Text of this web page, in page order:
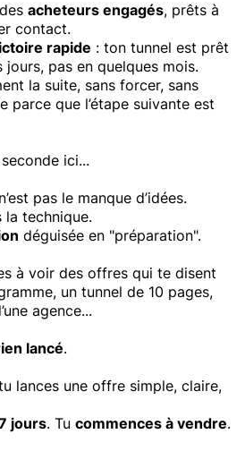
acheteurs engagés, prêts à
contact.
rapide : ton tunnel est prêt
jours, pas en quelques mois.
la suite, sans forcer, sans
parce que l’étape suivante est
ici...
pas le manque d’idées.
la technique.
déguisée en "préparation".
à voir des offres qui te disent
un tunnel de 10 pages,
agence...
lancé.
lances une offre simple, claire,
jours. Tu commences à vendre.